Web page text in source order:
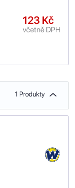
123 Kč
včetně DPH
1 Produkty